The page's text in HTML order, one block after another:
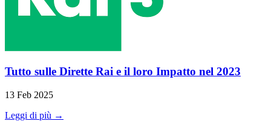
Tutto sulle Dirette Rai e il loro Impatto nel 2023
13 Feb 2025
Leggi di più →